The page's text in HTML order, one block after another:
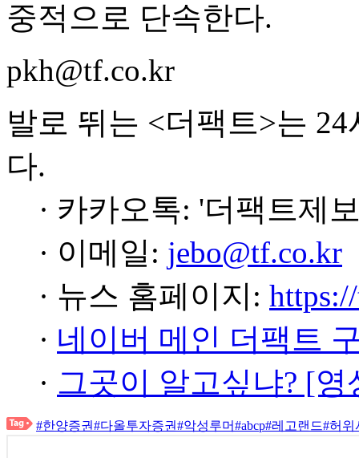
중적으로 단속한다.
pkh@tf.co.kr
발로 뛰는 <더팩트>는
다.
· 카카오톡: '더팩트제
· 이메일: jebo@tf.co.kr
· 뉴스 홈페이지:
· 네이버 메인 더팩트
· 그곳이 알고싶냐? [
#한양증권#다올투자증권#악성루머#abcp#레고랜드#허위